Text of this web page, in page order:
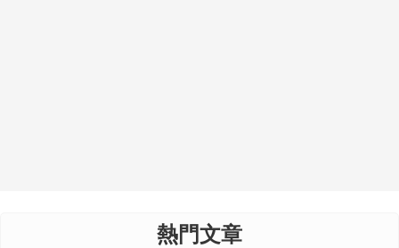
熱門文章